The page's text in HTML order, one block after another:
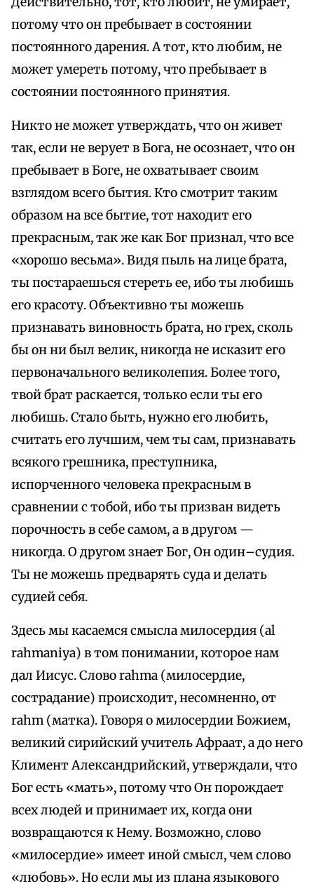
потому что он пребывает в состоянии
постоянного дарения. А тот, кто любим, не
может умереть потому, что пребывает в
состоянии постоянного принятия.
Никто не может утверждать, что он живет
так, если не верует в Бога, не осознает, что он
пребывает в Боге, не охватывает своим
взглядом всего бытия. Кто смотрит таким
образом на все бытие, тот находит его
прекрасным, так же как Бог признал, что все
«хорошо весьма». Видя пыль на лице брата,
ты постараешься стереть ее, ибо ты любишь
его красоту. Объективно ты можешь
признавать виновность брата, но грех, сколь
бы он ни был велик, никогда не исказит его
первоначального великолепия. Более того,
твой брат раскается, только если ты его
любишь. Стало быть, нужно его любить,
считать его лучшим, чем ты сам, признавать
всякого грешника, преступника,
испорченного человека прекрасным в
сравнении с тобой, ибо ты призван видеть
порочность в себе самом, а в другом —
никогда. О другом знает Бог, Он один–судия.
Ты не можешь предварять суда и делать
судией себя.
Здесь мы касаемся смысла милосердия (al
rahmaniya) в том понимании, которое нам
дал Иисус. Слово rahma (милосердие,
сострадание) происходит, несомненно, от
rahm (матка). Говоря о милосердии Божием,
великий сирийский учитель Афраат, а до него
Климент Александрийский, утверждали, что
Бог есть «мать», потому что Он порождает
всех людей и принимает их, когда они
возвращаются к Нему. Возможно, слово
«милосердие» имеет иной смысл, чем слово
«любовь». Но если мы из плана языкового